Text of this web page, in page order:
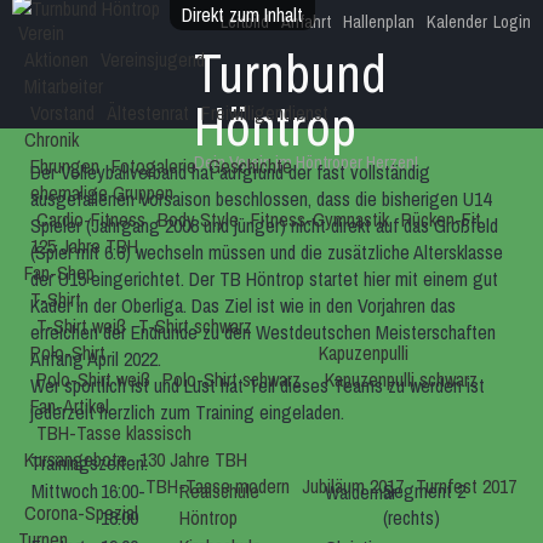
Direkt zum Inhalt Login
Leitbild Anfahrt Hallenplan Kalender
Turnbund
Höntrop
Dein Verein im Höntroper Herzen!
Vereinsjugend
Freiwilligendienst
Chronik
Ehrungen Fotogalerie Geschichte
ehemalige Gruppen
Cardio-Fitness Body Style Fitness-Gymnastik Rücken-Fit
125 Jahre TBH
Fan-Shop
T-Shirt
T-Shirt weiß T-Shirt schwarz
Polo-Shirt
Polo-Shirt weiß Polo-Shirt schwarz
Kapuzenpulli
Kapuzenpulli schwarz
Fan-Artikel
TBH-Tasse klassisch
Kursangebote 130 Jahre TBH
TBH-Tasse modern Jubiläum 2017 Turnfest 2017
Corona-Spezial
Der Volleyballverband hat aufgrund der fast vollständig
ausgefallenen Vorsaison beschlossen, dass die bisherigen U14
Spieler (Jahrgang 2008 und jünger) nicht direkt auf das Großfeld
(Spiel mit 6:6) wechseln müssen und die zusätzliche Altersklasse
der U15 eingerichtet. Der TB Höntrop startet hier mit einem gut
Kader in der Oberliga. Das Ziel ist wie in den Vorjahren das
erreichen der Endrunde zu den Westdeutschen Meisterschaften
Anfang April 2022.
Wer sportlich ist und Lust hat Teil dieses Teams zu werden ist
jederzeit herzlich zum Training eingeladen.
Trainingszeiten:
Mittwoch16:00-
18:00
Realschule
Höntrop
WaldemarSegment 2
(rechts)